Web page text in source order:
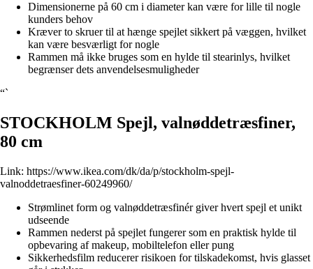
Dimensionerne på 60 cm i diameter kan være for lille til nogle
kunders behov
Kræver to skruer til at hænge spejlet sikkert på væggen, hvilket
kan være besværligt for nogle
Rammen må ikke bruges som en hylde til stearinlys, hvilket
begrænser dets anvendelsesmuligheder
“`
STOCKHOLM Spejl, valnøddetræsfiner,
80 cm
Link: https://www.ikea.com/dk/da/p/stockholm-spejl-
valnoddetraesfiner-60249960/
Strømlinet form og valnøddetræsfinér giver hvert spejl et unikt
udseende
Rammen nederst på spejlet fungerer som en praktisk hylde til
opbevaring af makeup, mobiltelefon eller pung
Sikkerhedsfilm reducerer risikoen for tilskadekomst, hvis glasset